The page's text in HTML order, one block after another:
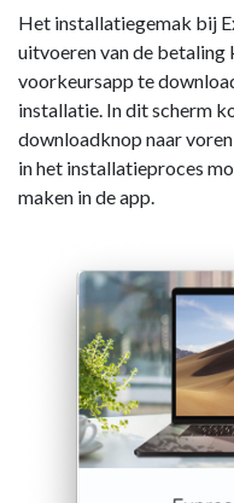
Het installatiegemak bij
uitvoeren van de betaling
voorkeursapp te
installatie. In dit scherm
downloadknop naar
in het installatieproces
maken in de app.